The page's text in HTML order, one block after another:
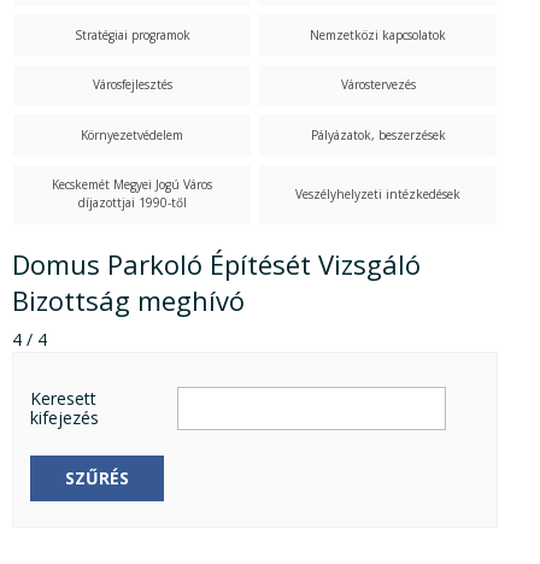
Stratégiai programok Nemzetközi kapcsolatok
Városfejlesztés Várostervezés
Környezetvédelem Pályázatok, beszerzések
Kecskemét Megyei Jogú Város
díjazottjai 1990-től
Veszélyhelyzeti intézkedések
Domus Parkoló Építését Vizsgáló
Bizottság meghívó
4 / 4
Keresett
kifejezés
SZŰRÉS